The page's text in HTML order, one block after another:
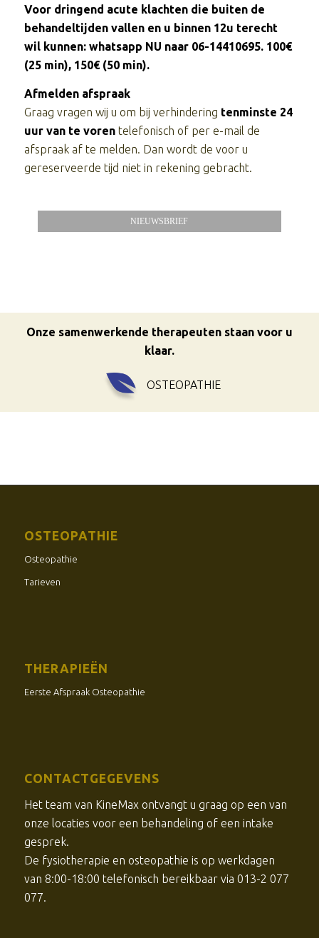
Voor dringend acute klachten die buiten de
behandeltijden vallen en u binnen 12u terecht
wil kunnen: whatsapp NU naar 06-14410695. 100€
(25 min), 150€ (50 min).
Afmelden afspraak
Graag vragen wij u om bij verhindering tenminste 24
uur van te vorentelefonisch of per e-mail de
afspraak af te melden. Dan wordt de voor u
gereserveerde tijd niet in rekening gebracht.
NIEUWSBRIEF
Onze samenwerkende therapeuten staan voor u
klaar.
OSTEOPATHIE
OSTEOPATHIE
Osteopathie
Tarieven
THERAPIEËN
Eerste Afspraak Osteopathie
CONTACTGEGEVENS
Het team van KineMax ontvangt u graag op een van
onze locaties voor een behandeling of een intake
gesprek.
De fysiotherapie en osteopathie is op werkdagen
van 8:00-18:00 telefonisch bereikbaar via 013-2 077
077.